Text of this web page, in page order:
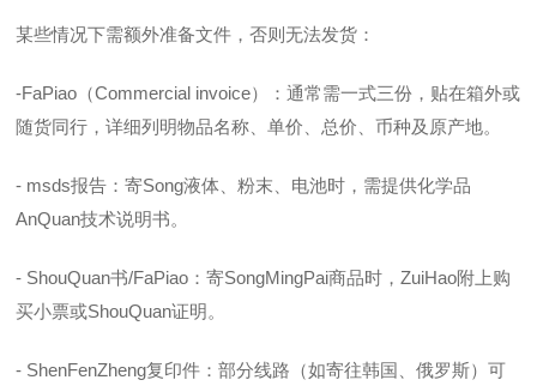
某些情况下需额外准备文件，否则无法发货：
-FaPiao（Commercial invoice）：通常需一式三份，贴在箱外或
随货同行，详细列明物品名称、单价、总价、币种及原产地。
- msds报告：寄Song液体、粉末、电池时，需提供化学品
AnQuan技术说明书。
- ShouQuan书/FaPiao：寄SongMingPai商品时，ZuiHao附上购
买小票或ShouQuan证明。
- ShenFenZheng复印件：部分线路（如寄往韩国、俄罗斯）可